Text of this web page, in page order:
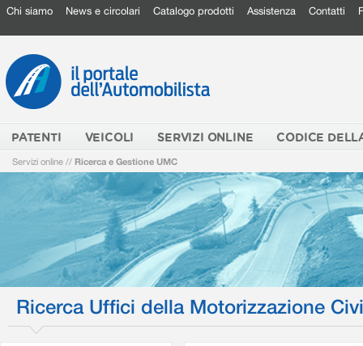
Chi siamo News e circolari Catalogo prodotti Assistenza Contatti
PATENTI VEICOLI SERVIZI ONLINE CODICE
Servizi online // Ricerca e Gestione UMC
Ricerca Uffici della Motorizzazione